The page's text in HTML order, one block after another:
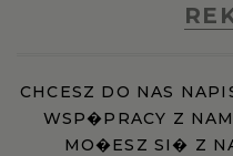
CHCESZ DO NAS
WSP�PRACY Z
MO�ESZ SI� Z